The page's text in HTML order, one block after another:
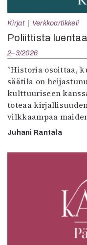
Kirjat Verkkoartikkeli
Poliittista luentaa
2–3/2026
”Historia osoittaa,
säätila on
kulttuuriseen
toteaa
vilkkaampaa
Juhani Rantala